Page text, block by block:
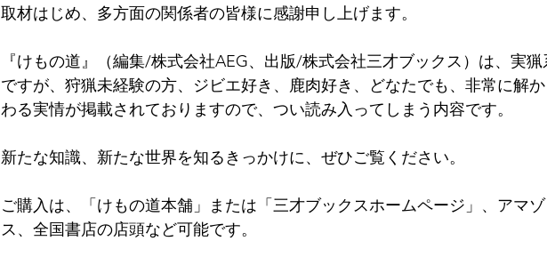
取材はじめ、多方面の関係者の皆様に感謝申し上げます。
『けもの道』（編集/株式会社AEG、出版/株式会社三才ブックス）は、実
ですが、狩猟未経験の方、ジビエ好き、鹿肉好き、どなたでも、非常に解
わる実情が掲載されておりますので、つい読み入ってしまう内容です。
新たな知識、新たな世界を知るきっかけに、ぜひご覧ください。
ご購入は、「 けもの道本舗 」または「 三才ブックスホームページ 」、アマ
ス、全国書店の店頭など可能です。